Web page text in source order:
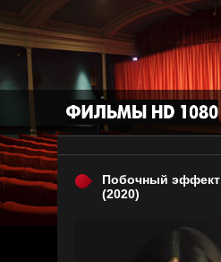
Побочный эффект
(2020)